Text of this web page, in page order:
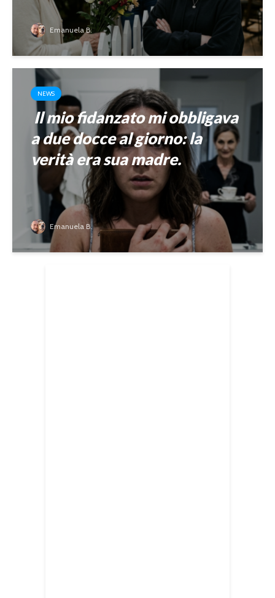
Emanuela B.
NEWS
Il mio fidanzato mi obbligava
a due docce al giorno: la
verità era sua madre.
Emanuela B.